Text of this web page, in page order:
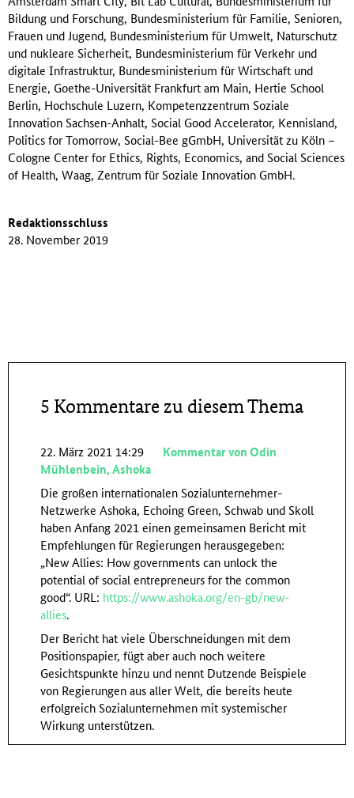
Bildung und Forschung, Bundesministerium für Familie, Senioren,
Frauen und Jugend, Bundesministerium für Umwelt, Naturschutz
und nukleare Sicherheit, Bundesministerium für Verkehr und
digitale Infrastruktur, Bundesministerium für Wirtschaft und
Energie, Goethe-Universität Frankfurt am Main, Hertie School
Berlin, Hochschule Luzern, Kompetenzzentrum Soziale
Innovation Sachsen-Anhalt, Social Good Accelerator, Kennisland,
Politics for Tomorrow, Social-Bee gGmbH, Universität zu Köln –
Cologne Center for Ethics, Rights, Economics, and Social Sciences
of Health, Waag, Zentrum für Soziale Innovation GmbH.
Redaktionsschluss
28. November 2019
5 Kommentare zu diesem Thema
22. März 2021 14:29
Kommentar von Odin
Mühlenbein, Ashoka
Die großen internationalen Sozialunternehmer-
Netzwerke Ashoka, Echoing Green, Schwab und Skoll
haben Anfang 2021 einen gemeinsamen Bericht mit
Empfehlungen für Regierungen herausgegeben:
„New Allies: How governments can unlock the
potential of social entrepreneurs for the common
good“. URL: https://www.ashoka.org/en-gb/new-
allies.
Der Bericht hat viele Überschneidungen mit dem
Positionspapier, fügt aber auch noch weitere
Gesichtspunkte hinzu und nennt Dutzende Beispiele
von Regierungen aus aller Welt, die bereits heute
erfolgreich Sozialunternehmen mit systemischer
Wirkung unterstützen.
Antworten